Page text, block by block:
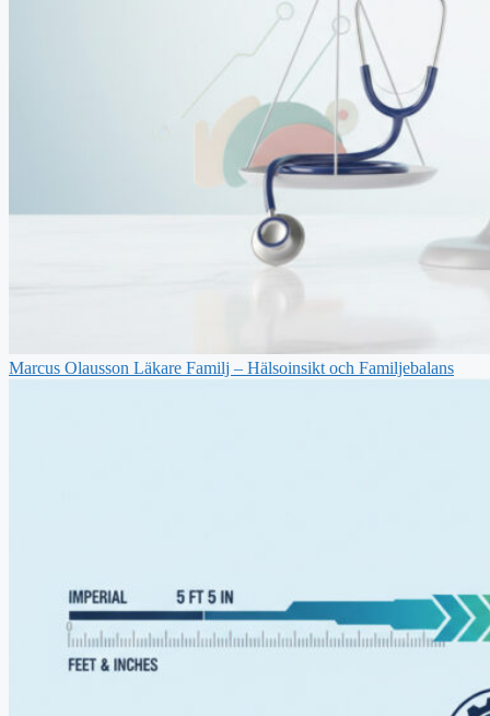
Marcus Olausson Läkare Familj – Hälsoinsikt och Familjebalans